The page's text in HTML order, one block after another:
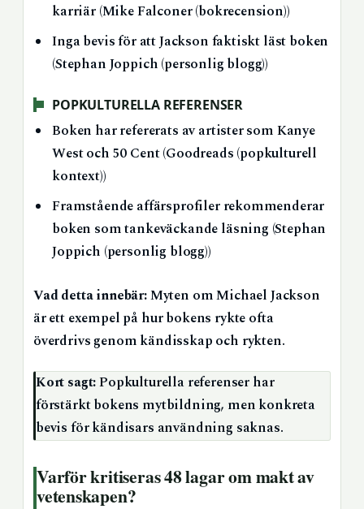
karriär (Mike Falconer (bokrecension))
Inga bevis för att Jackson faktiskt läst boken
(Stephan Joppich (personlig blogg))
POPKULTURELLA REFERENSER
Boken har refererats av artister som Kanye
West och 50 Cent (Goodreads (popkulturell
kontext))
Framstående affärsprofiler rekommenderar
boken som tankeväckande läsning (Stephan
Joppich (personlig blogg))
Vad detta innebär:Myten om Michael Jackson
är ett exempel på hur bokens rykte ofta
överdrivs genom kändisskap och rykten.
Kort sagt:Popkulturella referenser har
förstärkt bokens mytbildning, men konkreta
bevis för kändisars användning saknas.
Varför kritiseras 48 lagar om makt av
vetenskapen?